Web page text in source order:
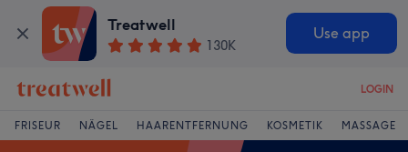
Treatwell
130K
Use app
LOGIN
FRISEUR NÄGEL HAARENTFERNUNG KOSMETIK MASSAGE